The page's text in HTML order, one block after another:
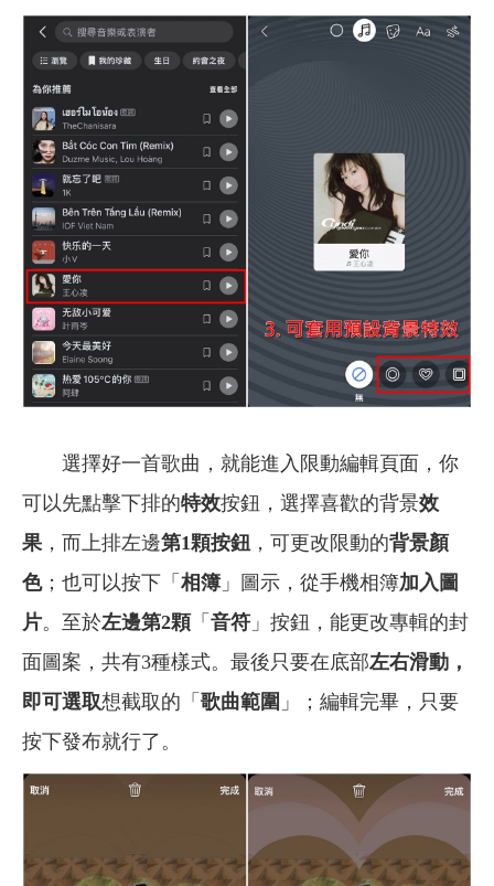
選擇好一首歌曲，就能進入限動編輯頁面，你
可以先點擊下排的特效按鈕，選擇喜歡的背景效
果，而上排左邊第1顆按鈕 ，可更改限動的背景顏
色；也可以按下「 相簿 」圖示，從手機相簿加入圖
片。至於左邊第2顆 「 音符 」按鈕，能更改專輯的封
面圖案，共有3種樣式。最後只要在底部左右滑動，
即可選取想截取的「 歌曲範圍 」；編輯完畢，只要
按下發布就行了。